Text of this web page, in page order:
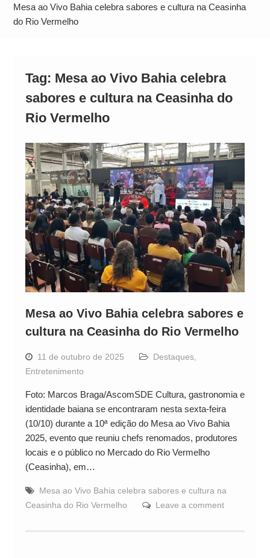
Alto
Mesa ao Vivo Bahia celebra sabores e cultura na Ceasinha
do Rio Vermelho
Tag: Mesa ao Vivo Bahia celebra
sabores e cultura na Ceasinha do
Rio Vermelho
Mesa ao Vivo Bahia celebra sabores e
cultura na Ceasinha do Rio Vermelho
11 de outubro de 2025 Destaques,
Entretenimento
Foto: Marcos Braga/AscomSDE Cultura, gastronomia e
identidade baiana se encontraram nesta sexta-feira
(10/10) durante a 10ª edição do Mesa ao Vivo Bahia
2025, evento que reuniu chefs renomados, produtores
locais e o público no Mercado do Rio Vermelho
(Ceasinha), em…
Mesa ao Vivo Bahia celebra sabores e cultura na
Ceasinha do Rio Vermelho
Leave a comment